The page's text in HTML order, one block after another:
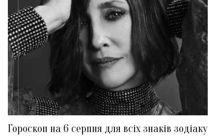
Гороскоп на 6 серпня для всіх знаків зодіаку